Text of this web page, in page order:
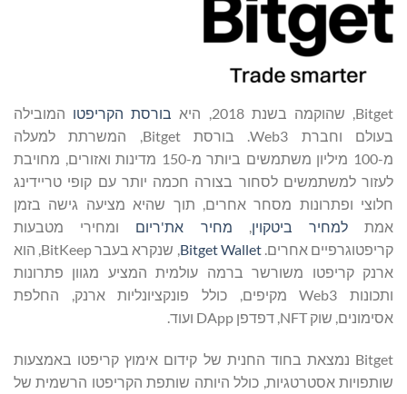
Bitget, שהוקמה בשנת 2018, היא בורסת הקריפטו המובילה
בעולם וחברת Web3. בורסת Bitget, המשרתת למעלה
מ-100 מיליון משתמשים ביותר מ-150 מדינות ואזורים, מחויבת
לעזור למשתמשים לסחור בצורה חכמה יותר עם קופי טריידינג
חלוצי ופתרונות מסחר אחרים, תוך שהיא מציעה גישה בזמן
אמתלמחיר ביטקוין, מחיר את'ריום ומחירי מטבעות
קריפטוגרפיים אחרים.Bitget Wallet
, שנקרא בעבר BitKeep, הוא
ארנק קריפטו משורשר ברמה עולמית המציע מגוון פתרונות
ותכונות Web3 מקיפים, כולל פונקציונליות ארנק, החלפת
אסימונים, שוק NFT, דפדפן DApp ועוד.
Bitget נמצאת בחוד החנית של קידום אימוץ קריפטו באמצעות
שותפויות אסטרטגיות, כולל היותה שותפת הקריפטו הרשמית של